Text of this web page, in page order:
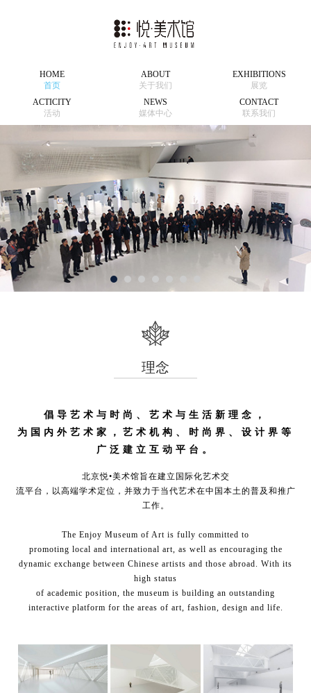
HOME
首页
ABOUT
关于我们
EXHIBITIONS
展览
ACTICITY
活动
NEWS
媒体中心
CONTACT
联系我们
理念
倡导艺术与时尚、艺术与生活新理念，
为国内外艺术家，艺术机构、时尚界、设计界等
广泛建立互动平台。
北京悦•美术馆旨在建立国际化艺术交
流平台，以高端学术定位，并致力于当代艺术在中国本土的普及和推广
工作。
The Enjoy Museum of Art is fully committed to
promoting local and international art, as well as encouraging the
dynamic exchange between Chinese artists and those abroad. With its
high status
of academic position, the museum is building an outstanding
interactive platform for the areas of art, fashion, design and life.